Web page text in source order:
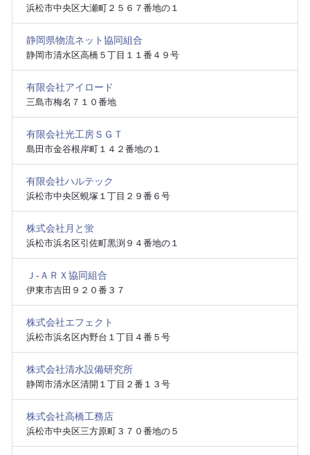
浜松市中央区大瀬町２５６７番地の１
静岡県物流ネット協同組合
静岡市清水区高橋５丁目１１番４９号
有限会社アイロード
三島市梅名７１０番地
有限会社光工房ＳＧＴ
島田市金谷根岸町１４２番地の１
有限会社ハルテック
浜松市中央区蜆塚１丁目２９番６号
株式会社月と蛍
浜松市浜名区引佐町黒渕９４番地の１
Ｊ‐ＡＲＸ協同組合
伊東市吉田９２０番３７
株式会社エフェクト
浜松市浜名区内野台１丁目４番５号
株式会社清水設備研究所
静岡市清水区清開１丁目２番１３号
株式会社高橋工務店
浜松市中央区三方原町３７０番地の５